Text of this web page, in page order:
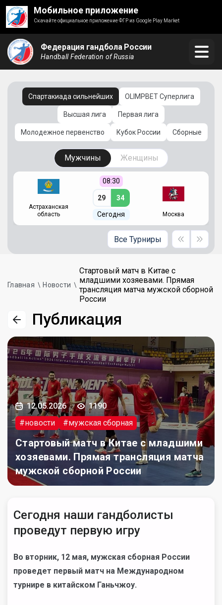
Мобильное приложение
Скачайте официальное приложение ФГР из Google Play Market
Федерация гандбола России
Handball Federation of Russia
Спартакиада сильнейших OLIMPBET Суперлига
Высшая лига Первая лига
Молодежное первенство Кубок России Сборные
Мужчины Женщины
Астраханская
область
08:30
29 34
Сегодня Москва
Все Турниры
Главная Новости
Стартовый матч в Китае с
младшими хозяевами. Прямая
трансляция матча мужской сборной
России
Публикация
12.05.2026
1190
#новости
#мужская сборная
Стартовый матч в Китае с младшими
хозяевами. Прямая трансляция матча
мужской сборной России
Сегодня наши гандболисты
проведут первую игру
Во вторник, 12 мая, мужская сборная России
проведет первый матч на Международном
турнире в китайском Ганьчжоу.